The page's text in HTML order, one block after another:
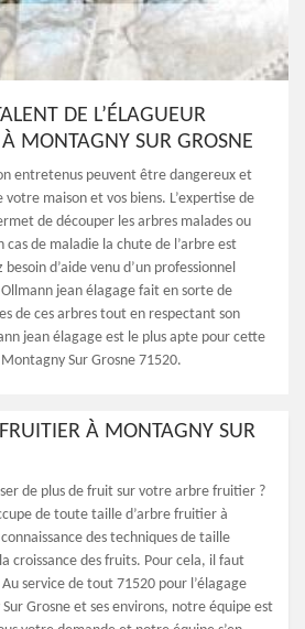
DE L’ÉLAGUEUR
À MONTAGNY SUR GROSNE
entretenus peuvent être dangereux et
maison et vos biens. L’expertise de
de découper les arbres malades ou
cas de maladie la chute de l’arbre est
d’aide venu d’un professionnel
jean élagage fait en sorte de
de ces arbres tout en respectant son
jean élagage est le plus apte pour cette
Sur Grosne 71520.
À MONTAGNY SUR
de plus de fruit sur votre arbre fruitier ?
de toute taille d’arbre fruitier à
des techniques de taille
croissance des fruits. Pour cela, il faut
service de tout 71520 pour l’élagage
Grosne et ses environs, notre équipe est